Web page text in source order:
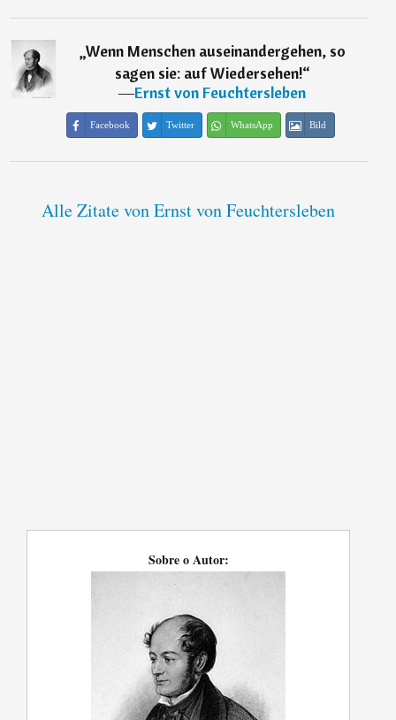
„Wenn Menschen auseinandergehen, so
sagen sie: auf Wiedersehen!“
―Ernst von Feuchtersleben
Facebook Twitter WhatsApp Bild
Alle Zitate von Ernst von Feuchtersleben
Sobre o Autor: